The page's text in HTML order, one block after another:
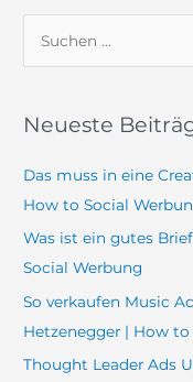
h
h
:
Neueste
Das muss in eine
How to Social
Was ist ein gutes
Social Werbung
So verkaufen Music
Hetzenegger | How
Thought Leader Ads